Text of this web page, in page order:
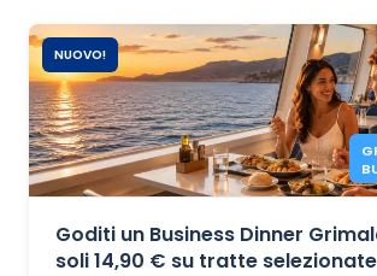
NUOVO!
A
Goditi un Business Dinner
soli 14,90 € su tratte selezionate